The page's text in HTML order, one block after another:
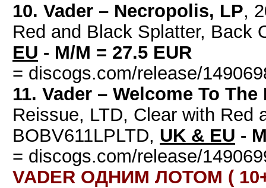
10. Vader – Necropolis, LP,
Red and Black Splatter, Back
EU - M/M = 27.5 EUR
= discogs.com/release/
11. Vader – Welcome To
Reissue, LTD, Clear with Red
BOBV611LPLTD, UK & EU -
= discogs.com/release/
VADER ОДНИМ ЛОТОМ (